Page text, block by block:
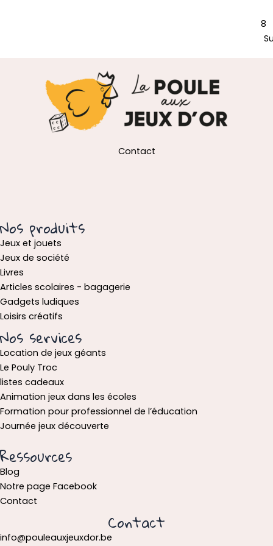
8
Contact
Nos produits
Jeux et jouets
Jeux de société
Livres
Articles scolaires - bagagerie
Gadgets ludiques
Loisirs créatifs
Nos services
Location de jeux géants
Le Pouly Troc
listes cadeaux
Animation jeux dans les écoles
Formation pour professionnel de l’éducation
Journée jeux découverte
Ressources
Blog
Notre page Facebook
Contact
Contact
info@pouleauxjeuxdor.be